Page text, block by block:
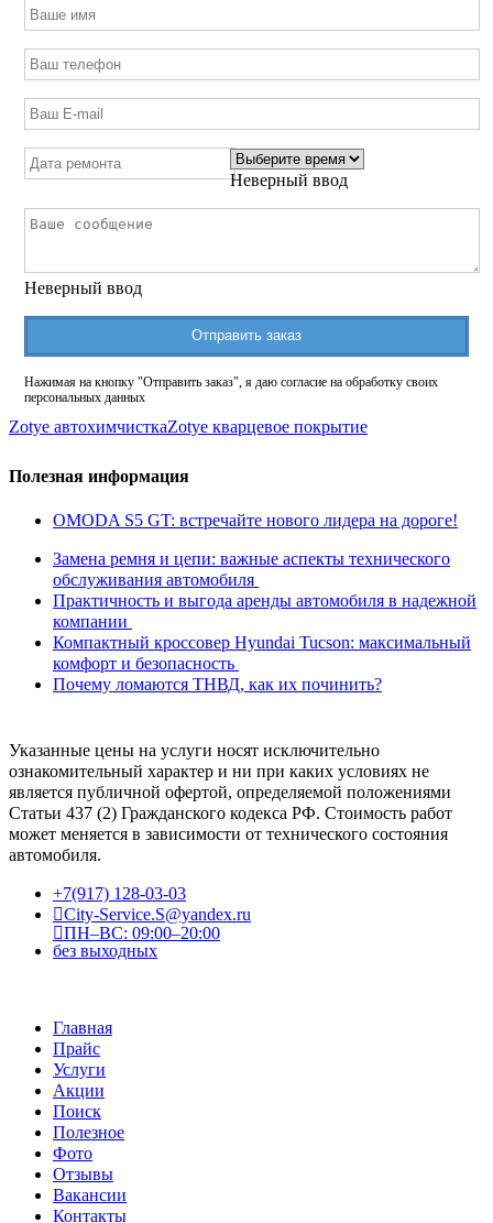
Неверный ввод
Неверный ввод
Отправить заказ
Нажимая на кнопку "Отправить заказ", я даю согласие на обработку своих
персональных данных
Zotye автохимчисткаZotye кварцевое покрытие
Полезная информация
OMODA S5 GT: встречайте нового лидера на дороге!
Замена ремня и цепи: важные аспекты технического
обслуживания автомобиля
Практичность и выгода аренды автомобиля в надежной
компании
Компактный кроссовер Hyundai Tucson: максимальный
комфорт и безопасность
Почему ломаются ТНВД, как их починить?
Указанные цены на услуги носят исключительно
ознакомительный характер и ни при каких условиях не
является публичной офертой, определяемой положениями
Статьи 437 (2) Гражданского кодекса РФ. Стоимость работ
может меняется в зависимости от технического состояния
автомобиля.
+7(917) 128-03-03
City-Service.S@yandex.ru
ПН–ВС: 09:00–20:00
без выходных
Главная
Прайс
Услуги
Акции
Поиск
Полезное
Фото
Отзывы
Вакансии
Контакты